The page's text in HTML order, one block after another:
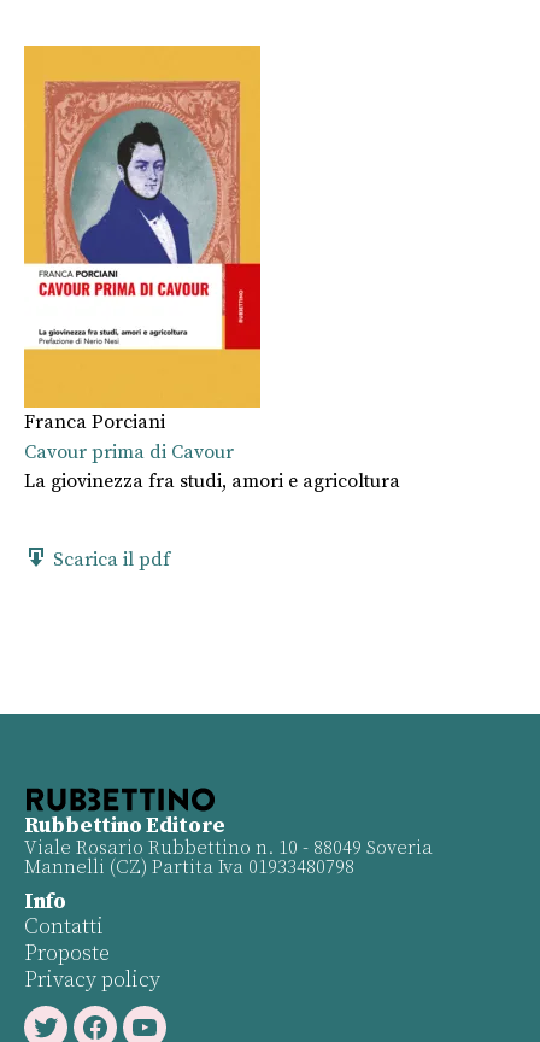
Franca Porciani
Cavour prima di Cavour
La giovinezza fra studi, amori e agricoltura
Scarica il pdf
Rubbettino Editore
Viale Rosario Rubbettino n. 10 - 88049 Soveria
Mannelli (CZ) Partita Iva 01933480798
Info
Contatti
Proposte
Privacy policy